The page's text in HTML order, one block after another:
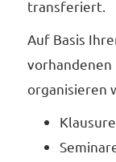
transferiert.
Auf Basis
vorhandenen
organisieren